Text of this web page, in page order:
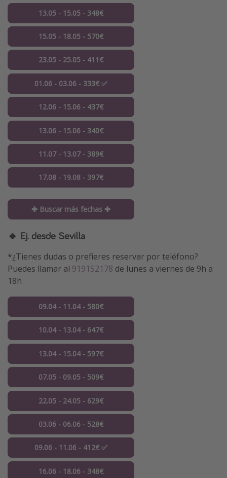
13.05 - 15.05 - 348€
15.05 - 18.05 - 570€
23.05 - 25.05 - 411€
01.06 - 03.06 - 333€ ✅
12.06 - 15.06 - 437€
13.06 - 15.06 - 340€
11.07 - 13.07 - 389€
17.08 - 19.08 - 397€
✚ Buscar más fechas ✚
🔸 Ej. desde Sevilla
*¿Tienes dudas o prefieres reservar por teléfono?
Puedes llamar al 919152178 de lunes a viernes de 9h a
18h
09.04 - 11.04 - 580€
10.04 - 13.04 - 647€
13.04 - 15.04 - 597€
07.05 - 09.05 - 509€
22.05 - 24.05 - 629€
03.06 - 06.06 - 528€
09.06 - 11.06 - 412€ ✅
16.06 - 18.06 - 348€